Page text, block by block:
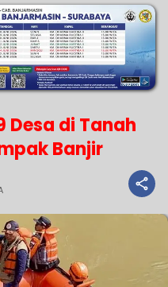
Desa di Tanah
Banjir